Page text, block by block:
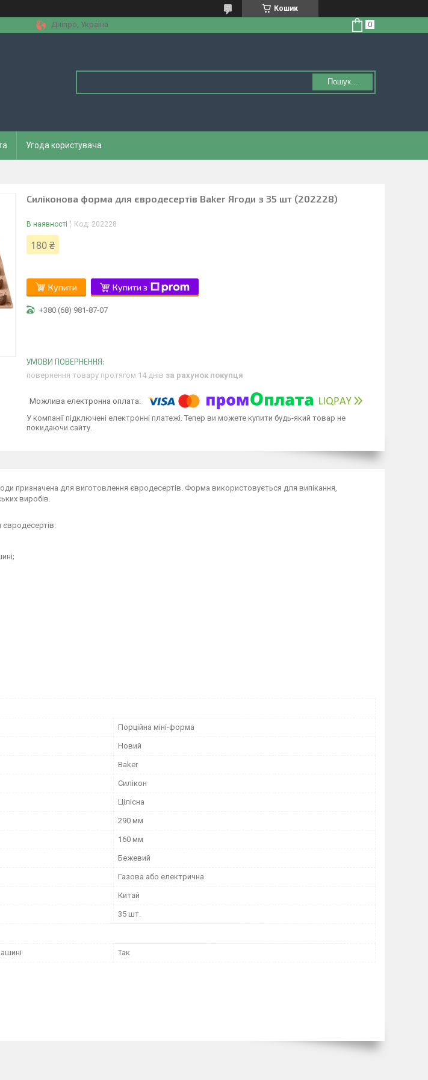
Кошик
Дніпро, Україна
Пошук...
Угода користувача
Силіконова форма для євродесертів Baker Ягоди з 35 шт (202228)
В наявності Код: 202228
180 ₴
Купити Купити з
+380 (68) 981-87-07
повернення товару протягом 14 днів за рахунок покупця
У компанії підключені електронні платежі. Тепер ви можете купити будь-який товар не
покидаючи сайту.
призначена для виготовлення євродесертів. Форма використовується для випікання,
виробів.
Порційна міні-форма
Новий
Baker
Силікон
Цілісна
290 мм
160 мм
Бежевий
Газова або електрична
Китай
35 шт.
Так